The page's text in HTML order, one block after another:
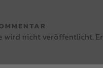
wird nicht veröffentlicht.